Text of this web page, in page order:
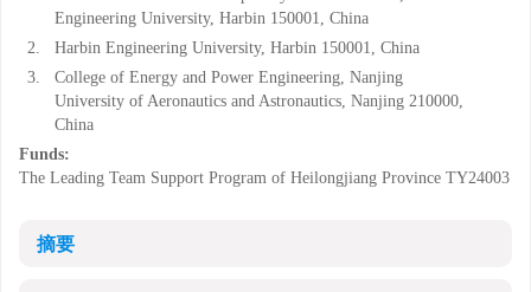
Engineering University, Harbin 150001, China
2.
Harbin Engineering University, Harbin 150001, China
3.
College of Energy and Power Engineering, Nanjing
University of Aeronautics and Astronautics, Nanjing 210000,
China
Funds:
The Leading Team Support Program of Heilongjiang Province TY24003
摘要